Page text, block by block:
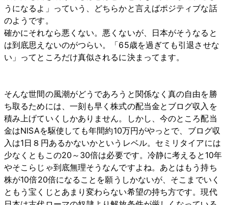
うになるよ」っていう、どちらかと言えばポジティブな話
のようです。
確かにそれなら悪くない。悪くないが、日本がそうなると
は到底思えないのがつらい。「65歳を過ぎても引退させな
い」ってところだけ真似されるに決まってます。
そんな世間の風潮がどうであろうと関係なく真の自由を勝
ち取るためには、一刻も早く株式の配当金とブログ収入を
積み上げていくしかありません。しかし、今のところ配当
金はNISAを駆使しても年間約10万円がやっとで、ブログ収
入は1日８円あるかないかというレベル。セミリタイアには
少なくともこの20～30倍は必要です。冷静に考えると10年
やそこらじゃ到底無理そうなんですよね。あとはもう持ち
株が10倍20倍になることを願うしかないが、そこまでいく
ともう宝くじとあまり変わらない希望の持ち方です。現代